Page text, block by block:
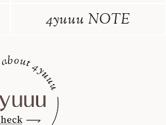
4yuuu NOTE